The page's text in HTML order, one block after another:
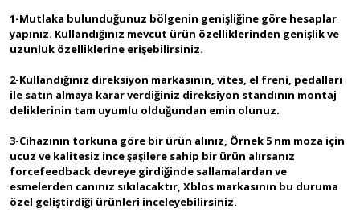
1-Mutlaka bulunduğunuz bölgenin genişliğine göre hesaplar
yapınız. Kullandığınız mevcut ürün özelliklerinden genişlik ve
uzunluk özelliklerine erişebilirsiniz.
2-Kullandığınız direksiyon markasının, vites, el freni, pedalları
ile satın almaya karar verdiğiniz direksiyon standının montaj
deliklerinin tam uyumlu olduğundan emin olunuz.
3-Cihazının torkuna göre bir ürün alınız, Örnek 5 nm moza için
ucuz ve kalitesiz ince şaşilere sahip bir ürün alırsanız
forcefeedback devreye girdiğinde sallamalardan ve
esmelerden canınız sıkılacaktır, Xblos markasının bu duruma
özel geliştirdiği ürünleri inceleyebilirsiniz.